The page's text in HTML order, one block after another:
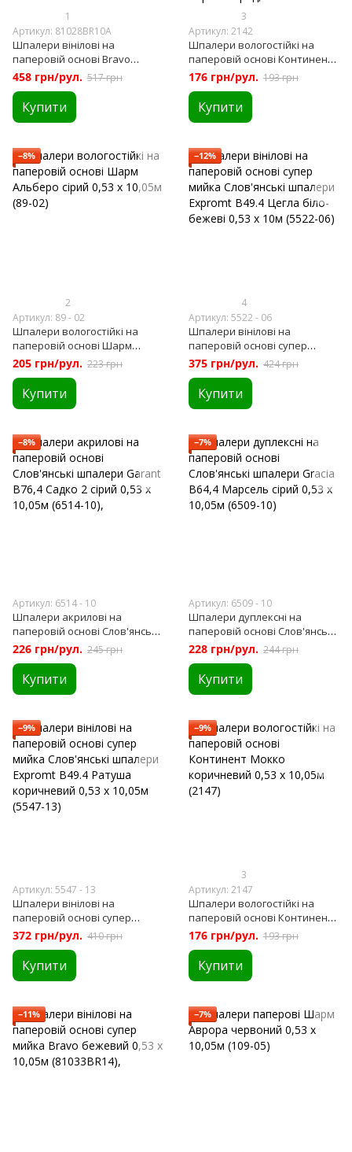
1
Артикул: 81028BR10A
Шпалери вінілові на
паперовій основі Bravo
чорно-білі 0,53 х 10,05м
(81028BR10A)
458 грн/рул. 517 грн
Купити
3
Артикул: 2142
Шпалери вологостійкі на
паперовій основі Континент
Мокко коричневий 0,53 х
10,05м (2142)
176 грн/рул. 193 грн
Купити
−8%
2
Артикул: 89 - 02
Шпалери вологостійкі на
паперовій основі Шарм
Альберо сірий 0,53 х 10,05м
(89-02)
205 грн/рул. 223 грн
Купити
−12%
4
Артикул: 5522 - 06
Шпалери вінілові на
паперовій основі супер
мийка Слов'янські шпалери
Expromt B49.4 Цегла біло-
бежеві 0,53 х 10м (5522-06)
375 грн/рул. 424 грн
Купити
−8%
Артикул: 6514 - 10
Шпалери акрилові на
паперовій основі Слов'янські
шпалери Garant B76,4 Садко 2
сірий 0,53 х 10,05м (6514-10),
226 грн/рул. 245 грн
Купити
−7%
Артикул: 6509 - 10
Шпалери дуплексні на
паперовій основі Слов'янські
шпалери Gracia B64,4
Марсель сірий 0,53 х 10,05м
(6509-10)
228 грн/рул. 244 грн
Купити
−9%
Артикул: 5547 - 13
Шпалери вінілові на
паперовій основі супер
мийка Слов'янські шпалери
Expromt B49.4 Ратуша
коричневий 0,53 х 10,05м
(5547-13)
372 грн/рул. 410 грн
Купити
−9%
3
Артикул: 2147
Шпалери вологостійкі на
паперовій основі Континент
Мокко коричневий 0,53 х
10,05м (2147)
176 грн/рул. 193 грн
Купити
−11% −7%